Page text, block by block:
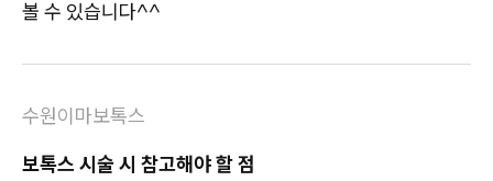
볼 수 있습니다^^
수원이마보톡스
보톡스 시술 시 참고해야 할 점